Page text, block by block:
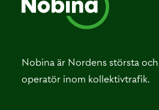
Nobina är Nordens största
operatör inom kollektivtrafik.